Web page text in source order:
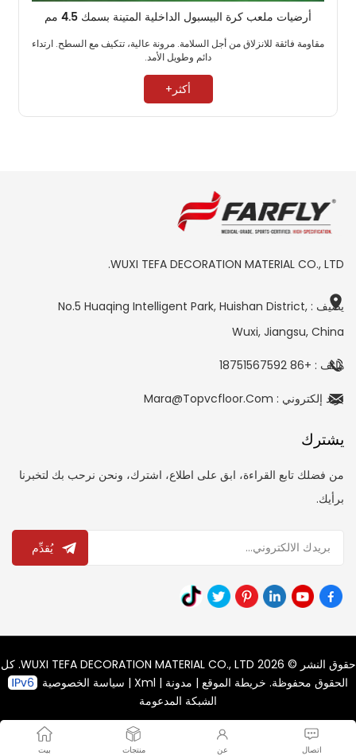
أرضيات ملعب كرة البيسبول الداخلية المتينة بسمك 4.5 مم
مقاومة فائقة للانزلاق من أجل السلامة. مرونة عالية، تتكيف مع السطح. ارتداء
دائم وطويل الأمد. ​
أكثر+
WUXI TEFA DECORATION MATERIAL CO., LTD.
يضيف : No.5 Huaqing Intelligent Park, Huishan District,
Wuxi, Jiangsu, China
هاتف : +86 18751567592
بريد إلكتروني : Mara@topvcfloor.com
يشترك
من فضلك تابع القراءة، ابق على اطلاع، اشترك، ونحن نرحب بك لتخبرنا
برأيك.
يُقدِّم
حقوق النشر © 2026 WUXI TEFA DECORATION MATERIAL CO., LTD. كل
الحقوق محفوظة. خريطة الموقع | مدونة |
Xml
| سياسة الخصوصية
الشبكة المدعومة
بيت منتجات اتصال عن